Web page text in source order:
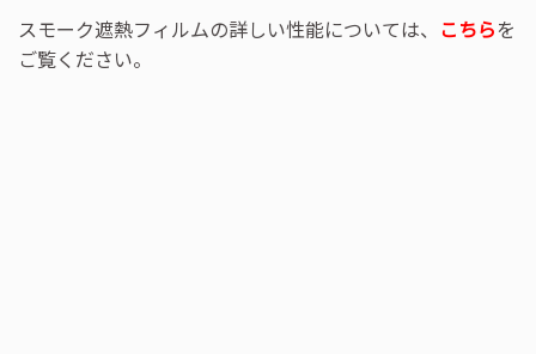
スモーク遮熱フィルムの詳しい性能については、 こちらを
ご覧ください。